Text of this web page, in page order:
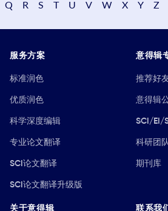
Q R S T U V W X Y Z